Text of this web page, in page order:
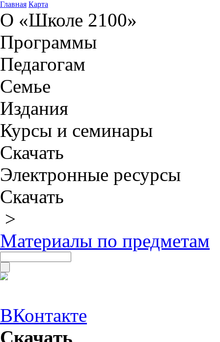
Главная Карта
О «Школе 2100»
Программы
Педагогам
Семье
Издания
Курсы и семинары
Скачать
Электронные ресурсы
Скачать
>
Материалы по предметам
ВКонтакте
Скачать